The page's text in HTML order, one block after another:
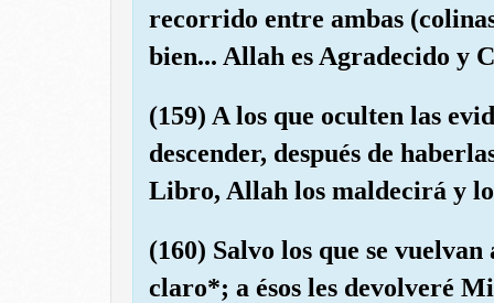
recorrido entre ambas
bien... Allah es Agradecido y
(159) A los que oculten las
descender, después de
Libro, Allah los maldecirá y
(160) Salvo los que se
claro*; a ésos les devolveré